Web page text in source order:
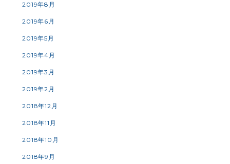
2019年8月
2019年6月
2019年5月
2019年4月
2019年3月
2019年2月
2018年12月
2018年11月
2018年10月
2018年9月